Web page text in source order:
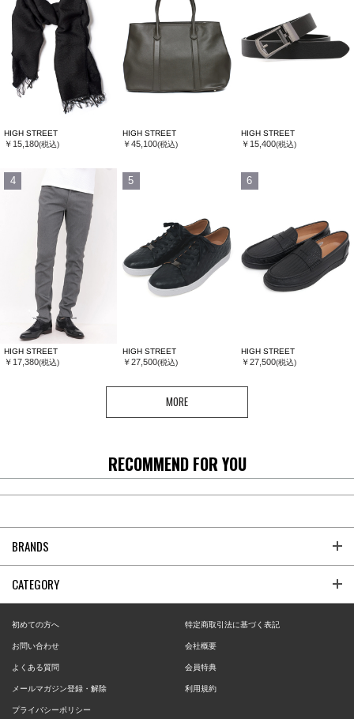
HIGH STREET
￥15,180(税込)
HIGH STREET
￥45,100(税込)
HIGH STREET
￥15,400(税込)
4
HIGH STREET
￥17,380(税込)
5
HIGH STREET
￥27,500(税込)
6
HIGH STREET
￥27,500(税込)
MORE
RECOMMEND FOR YOU
BRANDS
CATEGORY
初めての方へ 特定商取引法に基づく表記
お問い合わせ 会社概要
よくある質問 会員特典
メールマガジン登録・解除 利用規約
プライバシーポリシー